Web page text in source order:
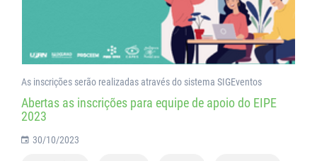
As inscrições serão realizadas através do sistema SIGEventos
Abertas as inscrições para equipe de apoio do EIPE
2023
30/10/2023